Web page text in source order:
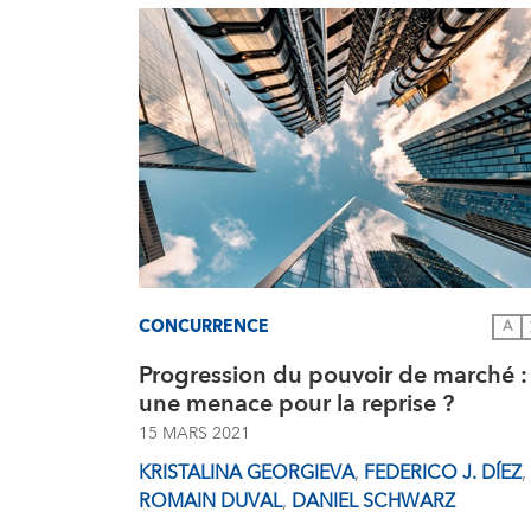
CONCURRENCE A
Progression du pouvoir de marché :
une menace pour la reprise ?
15 MARS 2021
KRISTALINA GEORGIEVA, FEDERICO J. DÍEZ,
ROMAIN DUVAL, DANIEL SCHWARZ